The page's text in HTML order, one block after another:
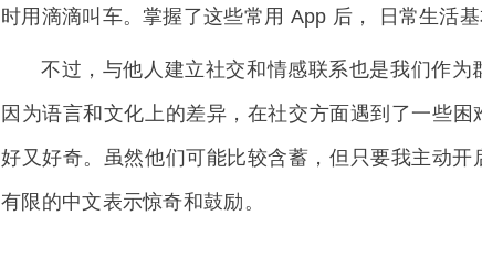
时用滴滴叫车。掌握了这些常用 App 后， 日常生活基
不过，与他人建立社交和情感联系也是我们作
因为语言和文化上的差异，在社交方面遇到了一些
好又好奇。虽然他们可能比较含蓄，但只要我主动
有限的中文表示惊奇和鼓励。